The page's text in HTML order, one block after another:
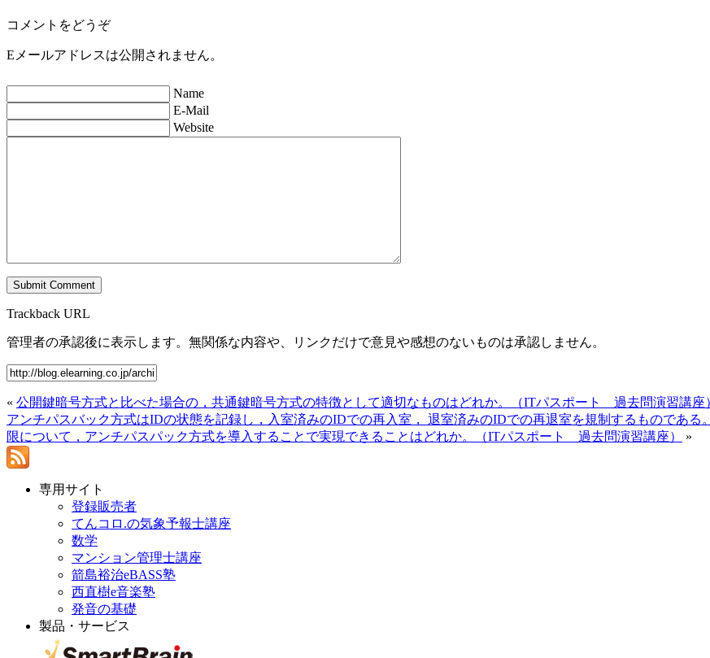
コメントをどうぞ
Eメールアドレスは公開されません。
Name
E-Mail
Website
Trackback URL
管理者の承認後に表示します。無関係な内容や、リンクだけで意見や感想のないものは承認しません。
« 公開鍵暗号方式と比べた場合の，共通鍵暗号方式の特徴として適切なものはどれか。（ITパスポート 過去問演習講座
アンチパスバック方式はIDの状態を記録し，入室済みのIDでの再入室， 退室済みのIDでの再退室を規制するものであ
限について，アンチパスパック方式を導入することで実現できることはどれか。（ITパスポート 過去問演習講座）
»
専用サイト
登録販売者
てんコロ.の気象予報士講座
数学
マンション管理士講座
箭島裕治eBASS塾
西直樹e音楽塾
発音の基礎
製品・サービス